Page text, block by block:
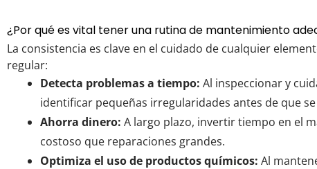
¿Por qué es vital tener una rutina de mantenimiento
La consistencia es clave en el cuidado de cualquier
regular:
Detecta problemas a tiempo: Al inspeccionar y
identificar pequeñas irregularidades antes de que
Ahorra dinero: A largo plazo, invertir tiempo en el
costoso que reparaciones grandes.
Optimiza el uso de productos químicos: Al